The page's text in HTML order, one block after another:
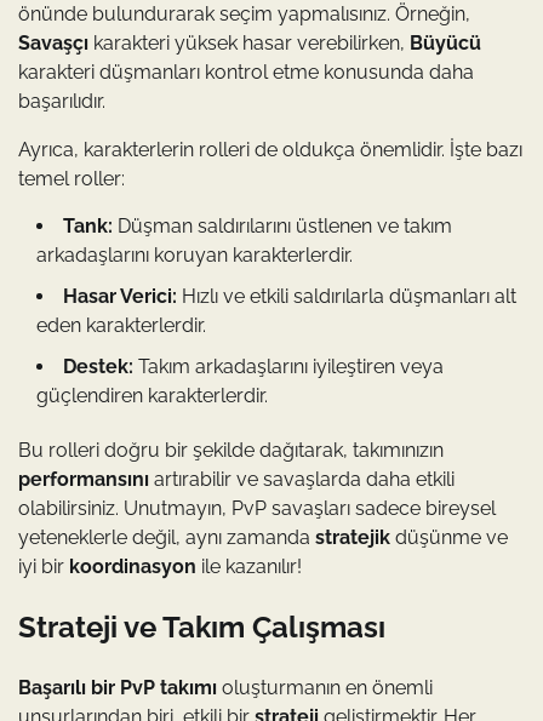
önünde bulundurarak seçim yapmalısınız. Örneğin,
Savaşçı karakteri yüksek hasar verebilirken, Büyücü
karakteri düşmanları kontrol etme konusunda daha
başarılıdır.
Ayrıca, karakterlerin rolleri de oldukça önemlidir. İşte bazı
temel roller:
Tank: Düşman saldırılarını üstlenen ve takım
arkadaşlarını koruyan karakterlerdir.
Hasar Verici: Hızlı ve etkili saldırılarla düşmanları alt
eden karakterlerdir.
Destek: Takım arkadaşlarını iyileştiren veya
güçlendiren karakterlerdir.
Bu rolleri doğru bir şekilde dağıtarak, takımınızın
performansını artırabilir ve savaşlarda daha etkili
olabilirsiniz. Unutmayın, PvP savaşları sadece bireysel
yeteneklerle değil, aynı zamanda stratejik düşünme ve
iyi bir koordinasyon ile kazanılır!
Strateji ve Takım Çalışması
Başarılı bir PvP takımı oluşturmanın en önemli
unsurlarından biri, etkili bir strateji geliştirmektir. Her